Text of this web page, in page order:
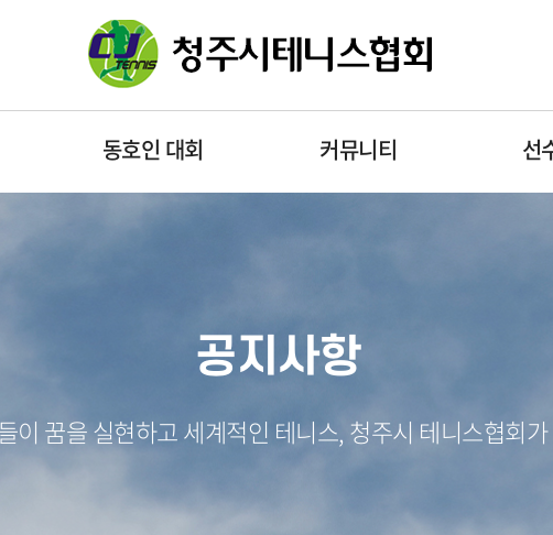
동호인 대회 커뮤니티 선
공지사항
이 꿈을 실현하고 세계적인 테니스, 청주시 테니스협회